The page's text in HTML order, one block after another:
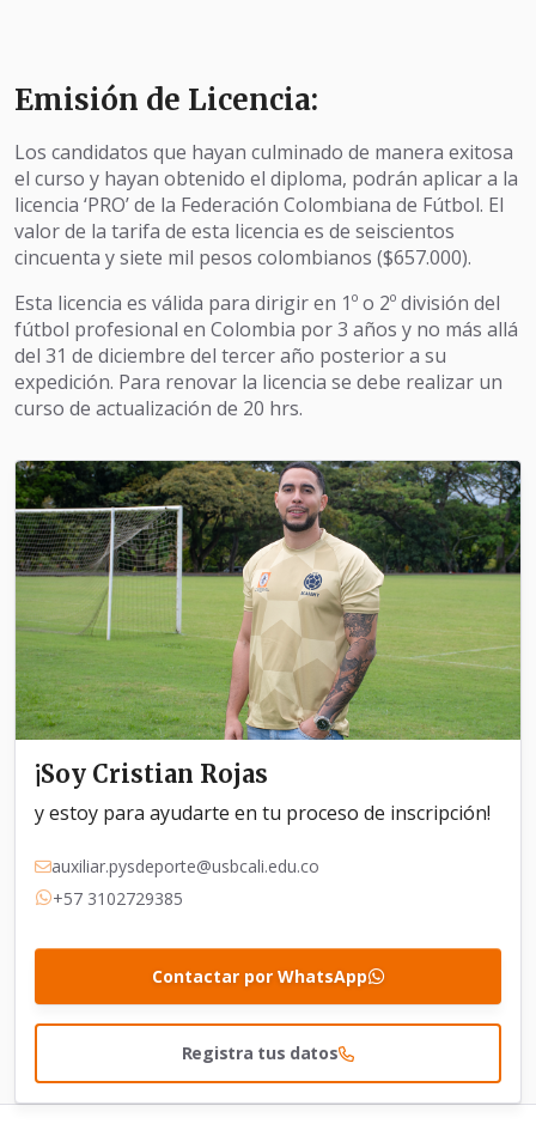
Emisión de Licencia:
Los candidatos que hayan culminado de manera exitosa
el curso y hayan obtenido el diploma, podrán aplicar a la
licencia ‘PRO’ de la Federación Colombiana de Fútbol. El
valor de la tarifa de esta licencia es de seiscientos
cincuenta y siete mil pesos colombianos ($657.000).
Esta licencia es válida para dirigir en 1º o 2º división del
fútbol profesional en Colombia por 3 años y no más allá
del 31 de diciembre del tercer año posterior a su
expedición. Para renovar la licencia se debe realizar un
curso de actualización de 20 hrs.
¡Soy Cristian Rojas
y estoy para ayudarte en tu proceso de inscripción!
auxiliar.pysdeporte@usbcali.edu.co
+57 3102729385
Contactar por WhatsApp
Registra tus datos